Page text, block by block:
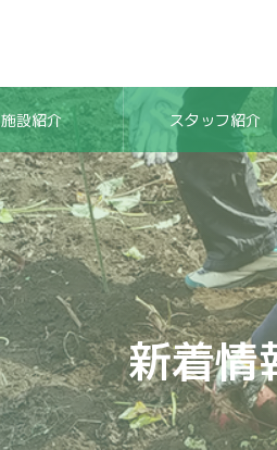
施設紹介 スタッフ紹介
新着情